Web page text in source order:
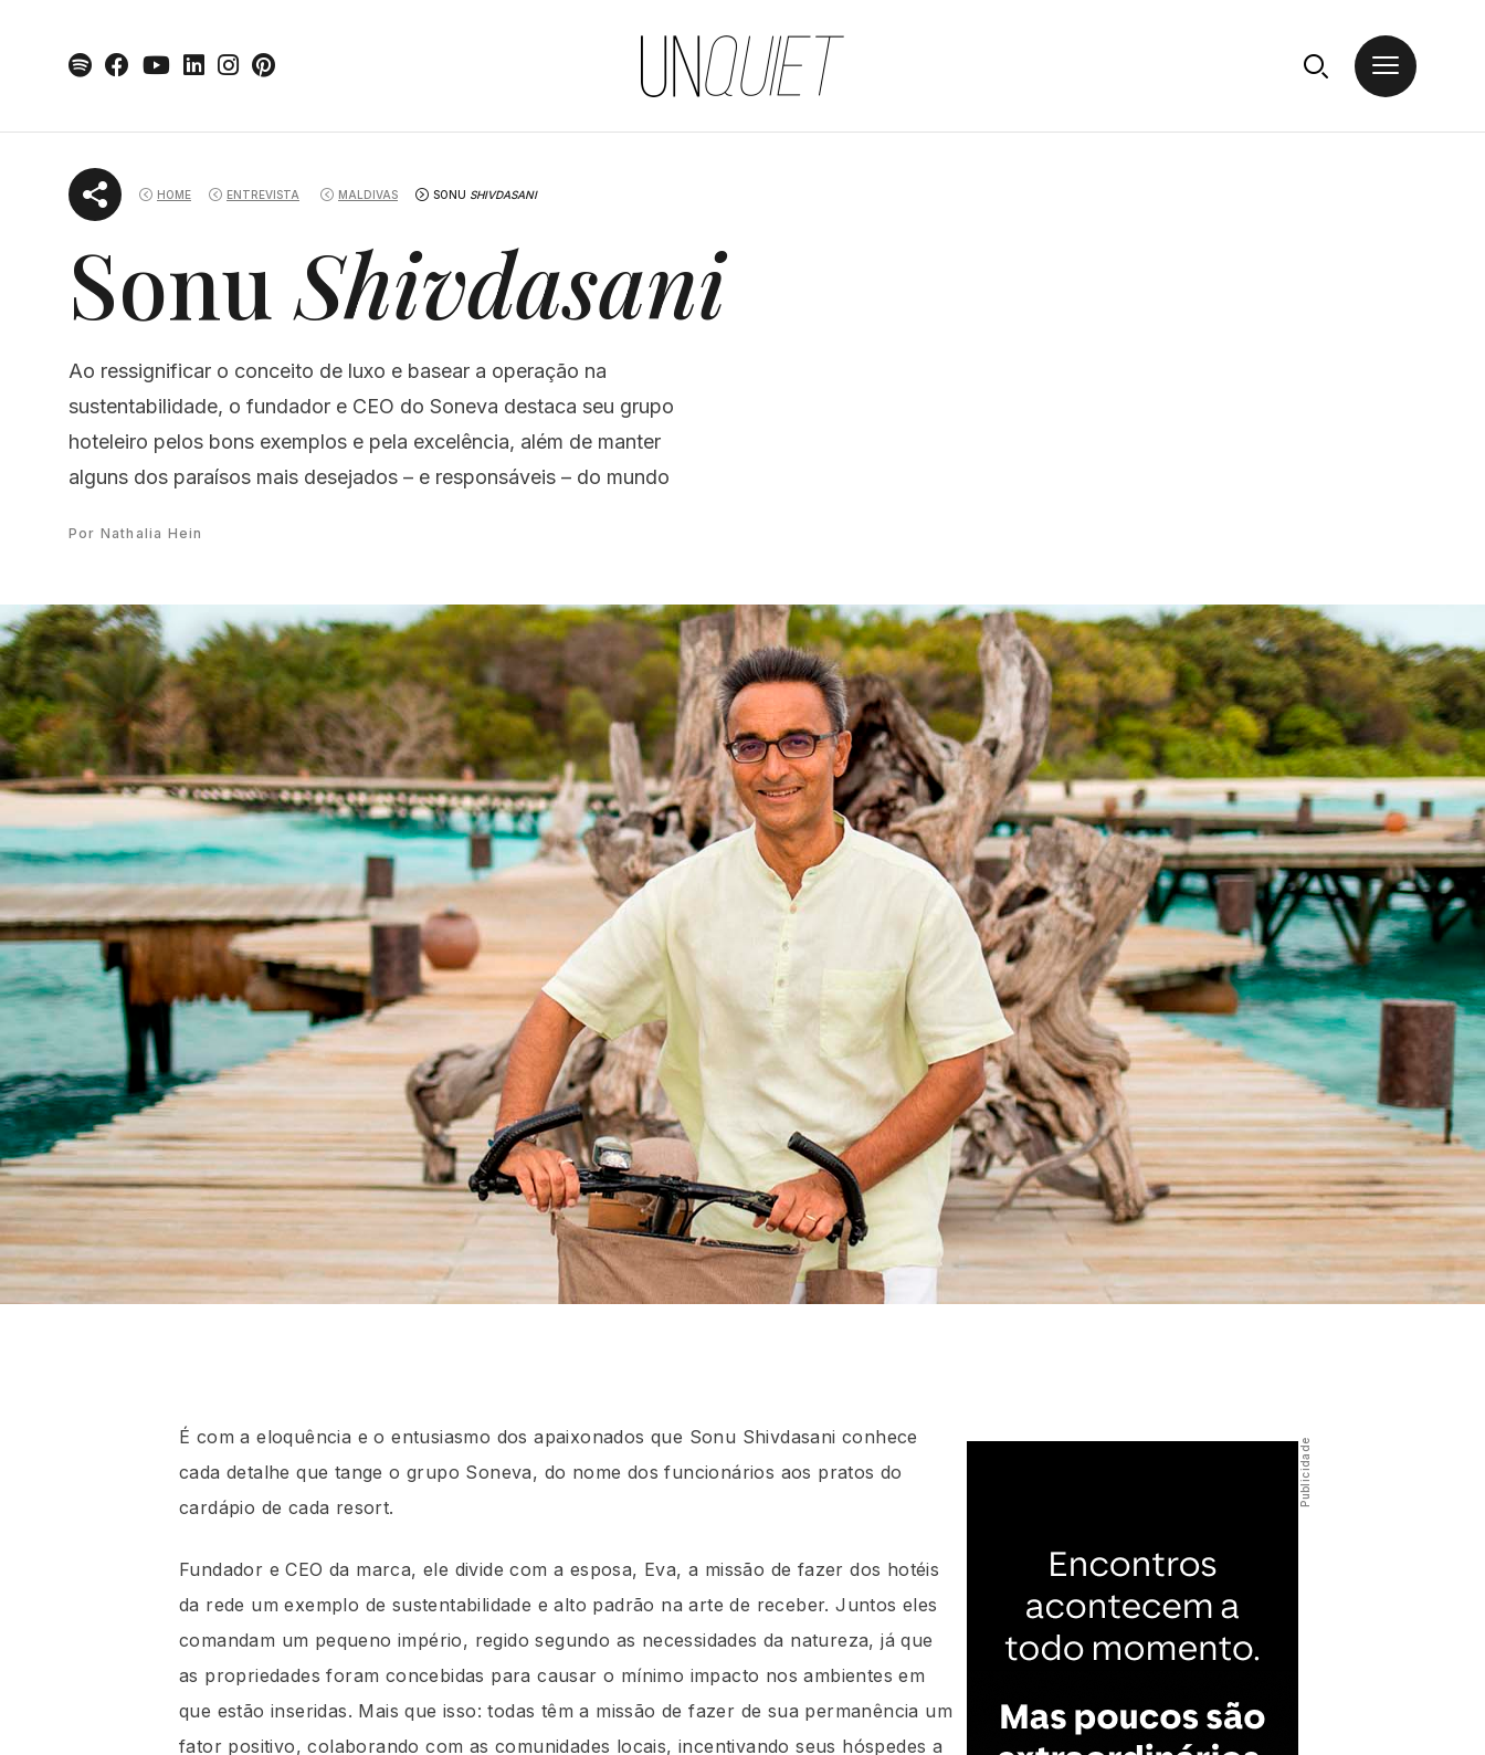
UNQUIET
HOME ENTREVISTA MALDIVAS SONU SHIVDASANI
SonuShivdasani
Ao ressignificar o conceito de luxo e basear a operação na
sustentabilidade, o fundador e CEO do Soneva destaca seu grupo
hoteleiro pelos bons exemplos e pela excelência, além de manter
alguns dos paraísos mais desejados – e responsáveis – do mundo
Por Nathalia Hein
É com a eloquência e o entusiasmo dos apaixonados que Sonu Shivdasani conhece
cada detalhe que tange o grupo Soneva, do nome dos funcionários aos pratos do
cardápio de cada resort.
Fundador e CEO da marca, ele divide com a esposa, Eva, a missão de fazer dos hotéis
da rede um exemplo de sustentabilidade e alto padrão na arte de receber. Juntos eles
comandam um pequeno império, regido segundo as necessidades da natureza, já que
as propriedades foram concebidas para causar o mínimo impacto nos ambientes em
que estão inseridas. Mais que isso: todas têm a missão de fazer de sua permanência um
fator positivo, colaborando com as comunidades locais, incentivando seus hóspedes a